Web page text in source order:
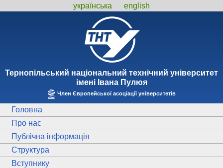
українська english
Тернопiльський національний технiчний унiверситет
iменi Iвана Пулюя
Член Європейської асоціації університетів
Головна
Про нас
Публічна інформація
Структура
Вступнику